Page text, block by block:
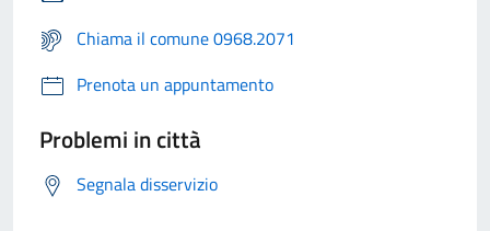
Chiama il comune 0968.2071
Prenota un appuntamento
Problemi in città
Segnala disservizio